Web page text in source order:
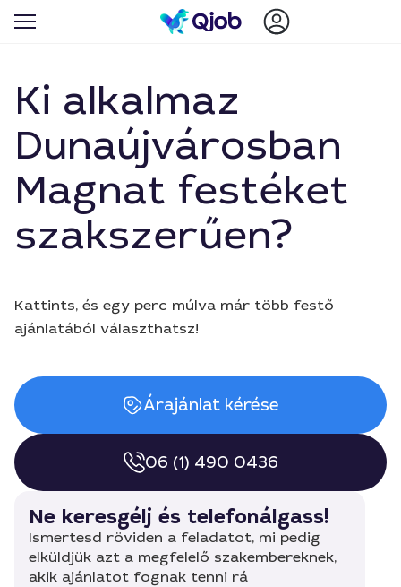
Ki alkalmaz
Dunaújvárosban
Magnat festéket
szakszerűen?
Kattints, és egy perc múlva már több festő
ajánlatából választhatsz!
Árajánlat kérése
06 (1) 490 0436
Ne keresgélj és telefonálgass!
Ismertesd röviden a feladatot, mi pedig
elküldjük azt a megfelelő szakembereknek,
akik ajánlatot fognak tenni rá